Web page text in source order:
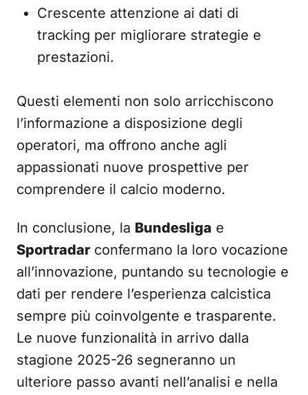
Crescente attenzione ai dati di
tracking per migliorare strategie e
prestazioni.
Questi elementi non solo arricchiscono
l’informazione a disposizione degli
operatori, ma offrono anche agli
appassionati nuove prospettive per
comprendere il calcio moderno.
In conclusione, la Bundesliga e
Sportradar confermano la loro vocazione
all’innovazione, puntando su tecnologie e
dati per rendere l’esperienza calcistica
sempre più coinvolgente e trasparente.
Le nuove funzionalità in arrivo dalla
stagione 2025-26 segneranno un
ulteriore passo avanti nell’analisi e nella